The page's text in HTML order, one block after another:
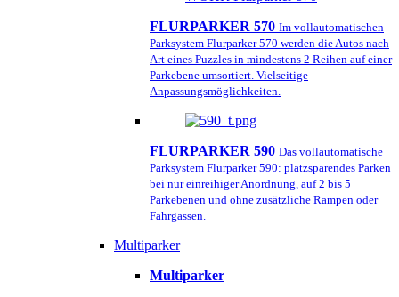
FLURPARKER 570 Im vollautomatischen
Parksystem Flurparker 570 werden die Autos nach
Art eines Puzzles in mindestens 2 Reihen auf einer
Parkebene umsortiert. Vielseitige
Anpassungsmöglichkeiten.
FLURPARKER 590 Das vollautomatische
Parksystem Flurparker 590: platzsparendes Parken
bei nur einreihiger Anordnung, auf 2 bis 5
Parkebenen und ohne zusätzliche Rampen oder
Fahrgassen.
Multiparker
Multiparker